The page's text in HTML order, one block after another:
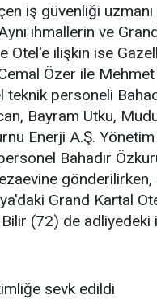
iş güvenliği
ihmallerin ve
Otel'e ilişkin ise
Özer ile
teknik personeli
Bayram Utku,
Enerji A.Ş.
Bahadır
Grand Kartal
(72) de adliyedeki
sevk edildi